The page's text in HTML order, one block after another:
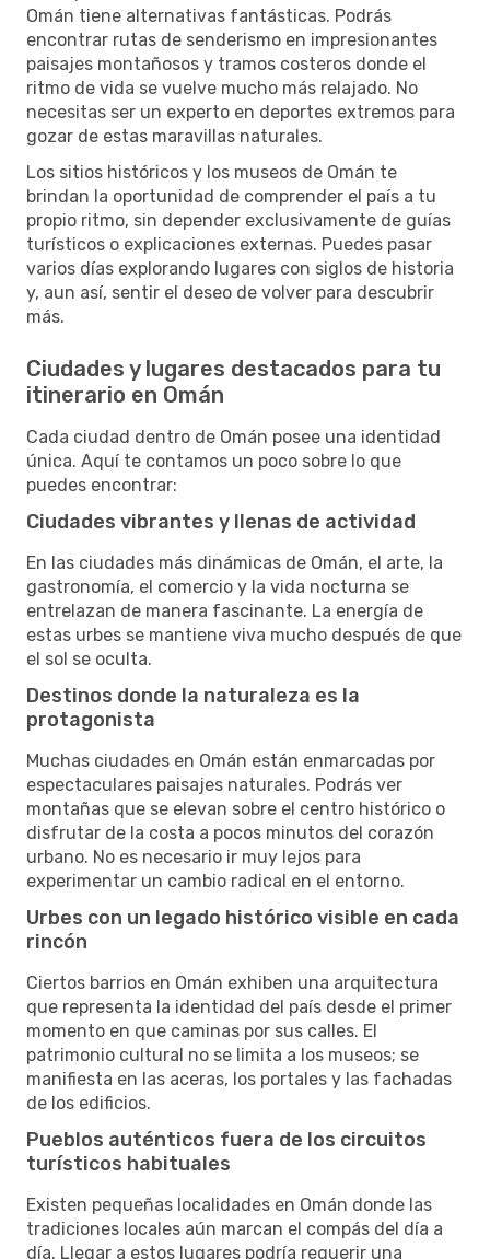
Omán tiene alternativas fantásticas. Podrás
encontrar rutas de senderismo en impresionantes
paisajes montañosos y tramos costeros donde el
ritmo de vida se vuelve mucho más relajado. No
necesitas ser un experto en deportes extremos para
gozar de estas maravillas naturales.
Los sitios históricos y los museos de Omán te
brindan la oportunidad de comprender el país a tu
propio ritmo, sin depender exclusivamente de guías
turísticos o explicaciones externas. Puedes pasar
varios días explorando lugares con siglos de historia
y, aun así, sentir el deseo de volver para descubrir
más.
Ciudades y lugares destacados para tu
itinerario en Omán
Cada ciudad dentro de Omán posee una identidad
única. Aquí te contamos un poco sobre lo que
puedes encontrar:
Ciudades vibrantes y llenas de actividad
En las ciudades más dinámicas de Omán, el arte, la
gastronomía, el comercio y la vida nocturna se
entrelazan de manera fascinante. La energía de
estas urbes se mantiene viva mucho después de que
el sol se oculta.
Destinos donde la naturaleza es la
protagonista
Muchas ciudades en Omán están enmarcadas por
espectaculares paisajes naturales. Podrás ver
montañas que se elevan sobre el centro histórico o
disfrutar de la costa a pocos minutos del corazón
urbano. No es necesario ir muy lejos para
experimentar un cambio radical en el entorno.
Urbes con un legado histórico visible en cada
rincón
Ciertos barrios en Omán exhiben una arquitectura
que representa la identidad del país desde el primer
momento en que caminas por sus calles. El
patrimonio cultural no se limita a los museos; se
manifiesta en las aceras, los portales y las fachadas
de los edificios.
Pueblos auténticos fuera de los circuitos
turísticos habituales
Existen pequeñas localidades en Omán donde las
tradiciones locales aún marcan el compás del día a
día. Llegar a estos lugares podría requerir una